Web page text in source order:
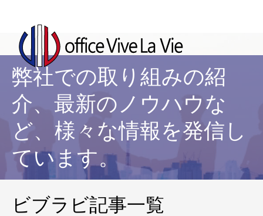
弊社での取り組みの紹
介、最新のノウハウな
ど、様々な情報を発信し
ています。
ビブラビ記事一覧